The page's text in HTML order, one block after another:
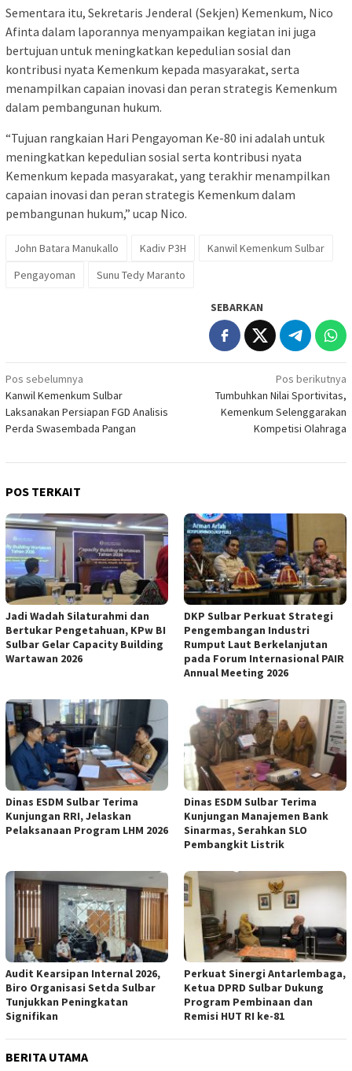
Sementara itu, Sekretaris Jenderal (Sekjen) Kemenkum, Nico
Afinta dalam laporannya menyampaikan kegiatan ini juga
bertujuan untuk meningkatkan kepedulian sosial dan
kontribusi nyata Kemenkum kepada masyarakat, serta
menampilkan capaian inovasi dan peran strategis Kemenkum
dalam pembangunan hukum.
“Tujuan rangkaian Hari Pengayoman Ke-80 ini adalah untuk
meningkatkan kepedulian sosial serta kontribusi nyata
Kemenkum kepada masyarakat, yang terakhir menampilkan
capaian inovasi dan peran strategis Kemenkum dalam
pembangunan hukum,” ucap Nico.
John Batara Manukallo Kadiv P3H
Kanwil Kemenkum Sulbar
Pengayoman
Sunu Tedy Maranto
SEBARKAN
Navigasi
pos
Pos sebelumnya
Kanwil Kemenkum Sulbar
Laksanakan Persiapan FGD Analisis
Perda Swasembada Pangan
Pos berikutnya
Tumbuhkan Nilai Sportivitas,
Kemenkum Selenggarakan
Kompetisi Olahraga
POS TERKAIT
Jadi Wadah Silaturahmi dan
Bertukar Pengetahuan, KPw BI
Sulbar Gelar Capacity Building
Wartawan 2026
DKP Sulbar Perkuat Strategi
Pengembangan Industri
Rumput Laut Berkelanjutan
pada Forum Internasional PAIR
Annual Meeting 2026
Dinas ESDM Sulbar Terima
Kunjungan RRI, Jelaskan
Pelaksanaan Program LHM 2026
Dinas ESDM Sulbar Terima
Kunjungan Manajemen Bank
Sinarmas, Serahkan SLO
Pembangkit Listrik
Audit Kearsipan Internal 2026,
Biro Organisasi Setda Sulbar
Tunjukkan Peningkatan
Signifikan
Perkuat Sinergi Antarlembaga,
Ketua DPRD Sulbar Dukung
Program Pembinaan dan
Remisi HUT RI ke-81
BERITA UTAMA